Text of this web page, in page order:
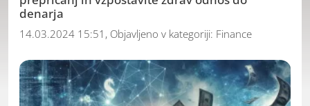
denarja
14.03.2024 15:51, Objavljeno v kategoriji: Finance